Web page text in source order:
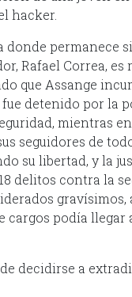
hacker.
permanece
Rafael Correa, es
que Assange
detenido por la
mientras
seguidores de
su libertad, y la
delitos contra la
gravísimos,
cargos podía llegar
decidirse a